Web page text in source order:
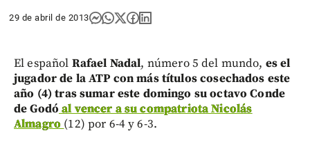
29 de abril de 2013
El español Rafael Nadal, número 5 del mundo, es el
jugador de la ATP con más títulos cosechados este
año (4) tras sumar este domingo su octavo Conde
de Godó al vencer a su compatriota Nicolás
Almagro (12) por 6-4 y 6-3.